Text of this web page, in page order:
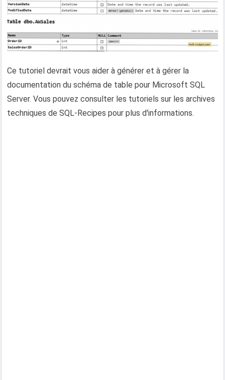
Ce tutoriel devrait vous aider à générer et à gérer la
documentation du schéma de table pour Microsoft SQL
Server. Vous pouvez consulter les tutoriels sur les archives
techniques de SQL-Recipes pour plus d'informations.